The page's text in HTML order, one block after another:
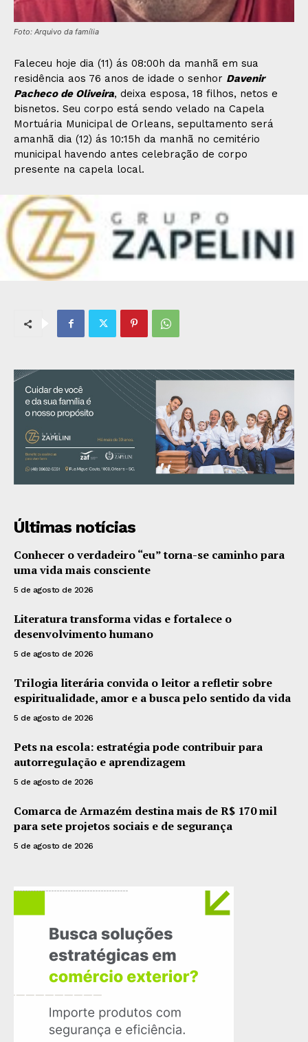
Foto: Arquivo da família
Faleceu hoje dia (11) ás 08:00h da manhã em sua
residência aos 76 anos de idade o senhor Davenir
Pacheco de Oliveira, deixa esposa, 18 filhos, netos e
bisnetos. Seu corpo está sendo velado na Capela
Mortuária Municipal de Orleans, sepultamento será
amanhã dia (12) ás 10:15h da manhã no cemitério
municipal havendo antes celebração de corpo
presente na capela local.
Últimas notícias
Conhecer o verdadeiro “eu” torna-se caminho para
uma vida mais consciente
5 de agosto de 2026
Literatura transforma vidas e fortalece o
desenvolvimento humano
5 de agosto de 2026
Trilogia literária convida o leitor a refletir sobre
espiritualidade, amor e a busca pelo sentido da vida
5 de agosto de 2026
Pets na escola: estratégia pode contribuir para
autorregulação e aprendizagem
5 de agosto de 2026
Comarca de Armazém destina mais de R$ 170 mil
para sete projetos sociais e de segurança
5 de agosto de 2026